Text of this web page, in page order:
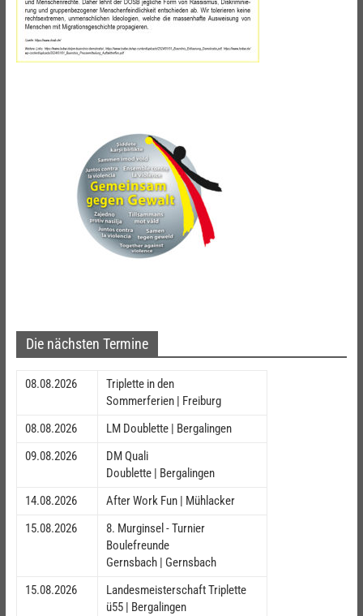
Die nächsten Termine
08.08.2026
Triplette in den
Sommerferien | Freiburg
08.08.2026
LM Doublette | Bergalingen
09.08.2026
DM Quali
Doublette | Bergalingen
14.08.2026
After Work Fun | Mühlacker
15.08.2026
8. Murginsel - Turnier
Boulefreunde
Gernsbach | Gernsbach
15.08.2026
Landesmeisterschaft Triplette
ü55 | Bergalingen